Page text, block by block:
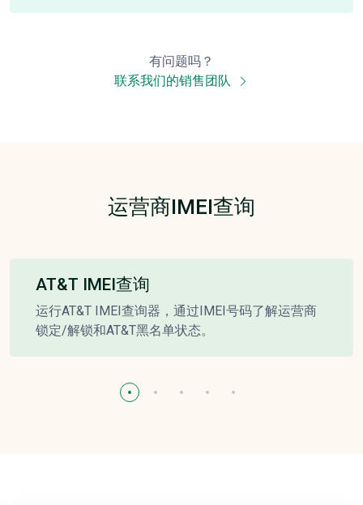
有问题吗？
联系我们的销售团队
运营商IMEI查询
AT&T IMEI查询
运行AT&T IMEI查询器，通过IMEI号码了解运营商
锁定/解锁和AT&T黑名单状态。